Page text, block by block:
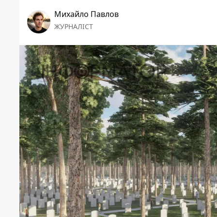
Михайло Павлов
ЖУРНАЛІСТ